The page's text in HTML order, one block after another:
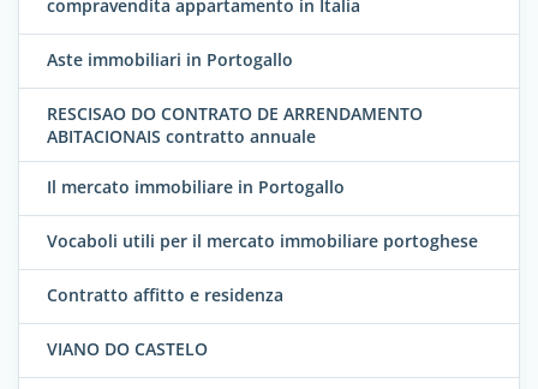
compravendita appartamento in Italia
Aste immobiliari in Portogallo
RESCISAO DO CONTRATO DE ARRENDAMENTO
ABITACIONAIS contratto annuale
Il mercato immobiliare in Portogallo
Vocaboli utili per il mercato immobiliare portoghese
Contratto affitto e residenza
VIANO DO CASTELO